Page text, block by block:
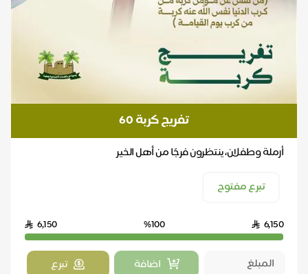
تفريج كربة 60
أرملة وطفلان، ينتظرون فرجًا من أهل الخير
تبرع مفتوح
6,150
%100
6,150
اضافة تبرع